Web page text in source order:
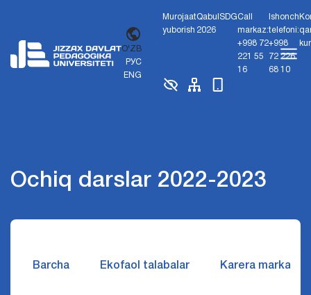
O'ZB
РУС
ENG
Murojaat
yuborish
Qabul
2026
SDGCall
markaz:
+998 72
221 55
16
Ishonch
telefoni:
+998
72 226
68 10
Ochiq darslar 2022-2023
Barcha Ekofaol talabalar Karera markazi